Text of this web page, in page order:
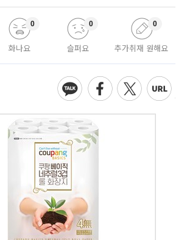
화나요
0
슬퍼요
0
추가취재 원해요
0